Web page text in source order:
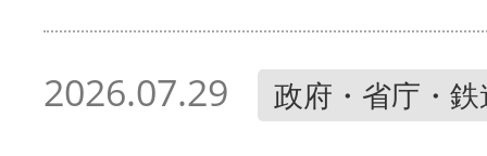
2026.07.29 政府・省庁・